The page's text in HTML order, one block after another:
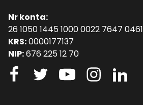
Nr konta:
26 1050 1445 1000 0022 7647 0461
KRS:0000177137
NIP:676 225 12 70